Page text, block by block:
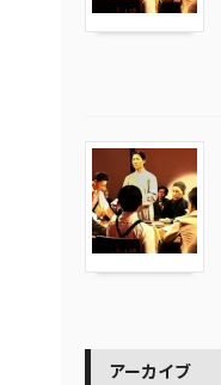
アーカイブ